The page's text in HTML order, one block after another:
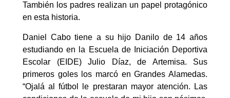
También los padres realizan un papel protagónico
en esta historia.
Daniel Cabo tiene a su hijo Danilo de 14 años
estudiando en la Escuela de Iniciación Deportiva
Escolar (EIDE) Julio Díaz, de Artemisa. Sus
primeros goles los marcó en Grandes Alamedas.
“Ojalá al fútbol le prestaran mayor atención. Las